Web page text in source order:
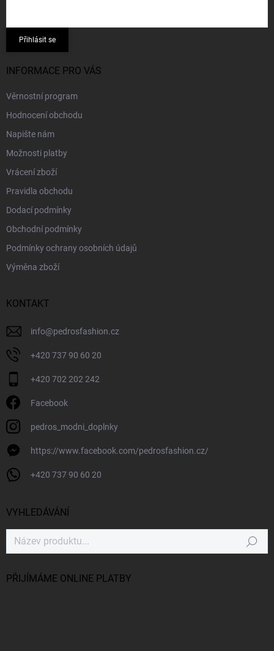
Přihlásit se
INFORMACE PRO VÁS
Věrnostní program
Hodnocení obchodu
Napište nám
Možnosti platby
Vrácení zboží
Pravidla obchodu
Dodací podmínky
Obchodní podmínky
Podmínky ochrany osobních údajů
Výměna zboží
KONTAKT
info@pedrosfashion.cz
+420 737 90 60 20
+420 702 202 242
Facebook
pedros_modni_doplnky
https://www.facebook.com/pedrosfashion.cz/
+420 737 90 60 20
VYHLEDÁVÁNÍ
Hledat
PŘIJÍMÁME ONLINE PLATBY